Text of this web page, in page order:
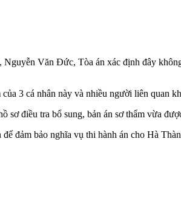
Văn Đức, Tòa án xác định đây
3 cá nhân này và nhiều người liên quan
điều tra bổ sung, bản án sơ thẩm vừa
đảm bảo nghĩa vụ thi hành án cho Hà